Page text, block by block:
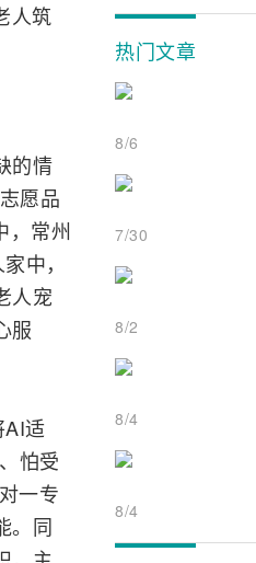
人筑
的情
愿品
，常州
中，
人宠
服
AI适
怕受
一专
。同
热门文章
8/6
7/30
8/2
8/4
8/4